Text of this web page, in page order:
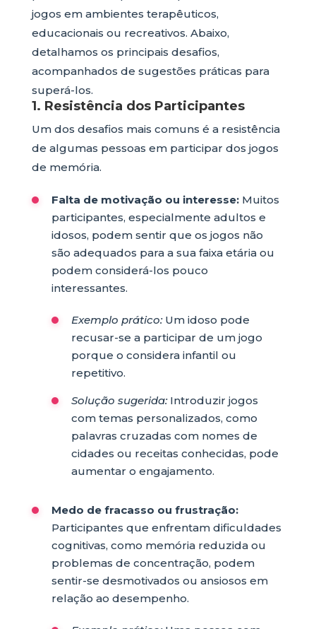
jogos em ambientes terapêuticos,
educacionais ou recreativos. Abaixo,
detalhamos os principais desafios,
acompanhados de sugestões práticas para
superá-los.
1. Resistência dos Participantes
Um dos desafios mais comuns é a resistência
de algumas pessoas em participar dos jogos
de memória.
Falta de motivação ou interesse:Muitos
participantes, especialmente adultos e
idosos, podem sentir que os jogos não
são adequados para a sua faixa etária ou
podem considerá-los pouco
interessantes.
Exemplo prático:Um idoso pode
recusar-se a participar de um jogo
porque o considera infantil ou
repetitivo.
Solução sugerida:Introduzir jogos
com temas personalizados, como
palavras cruzadas com nomes de
cidades ou receitas conhecidas, pode
aumentar o engajamento.
Medo de fracasso ou frustração:
Participantes que enfrentam dificuldades
cognitivas, como memória reduzida ou
problemas de concentração, podem
sentir-se desmotivados ou ansiosos em
relação ao desempenho.